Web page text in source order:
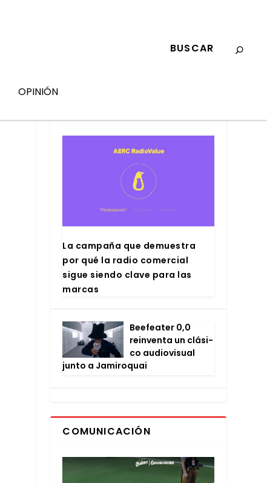
OPINIÓN
La cam­pa­ña que demues­tra
por qué la radio comer­cial
sigue sien­do cla­ve para las
mar­cas
Bee­fea­ter 0,0
rein­ven­ta un clá­si­
co audio­vi­sual
jun­to a Jami­ro­quai
COMUNICACIÓN